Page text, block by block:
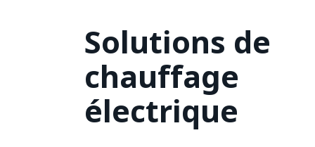
Solutions de
chauffage
électrique